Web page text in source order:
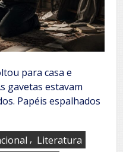
para casa e
gavetas estavam
Papéis espalhados
, Literatura